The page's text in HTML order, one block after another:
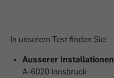
In unserem Test finden Sie:
Ausserer Installationen
A-6020 Innsbruck